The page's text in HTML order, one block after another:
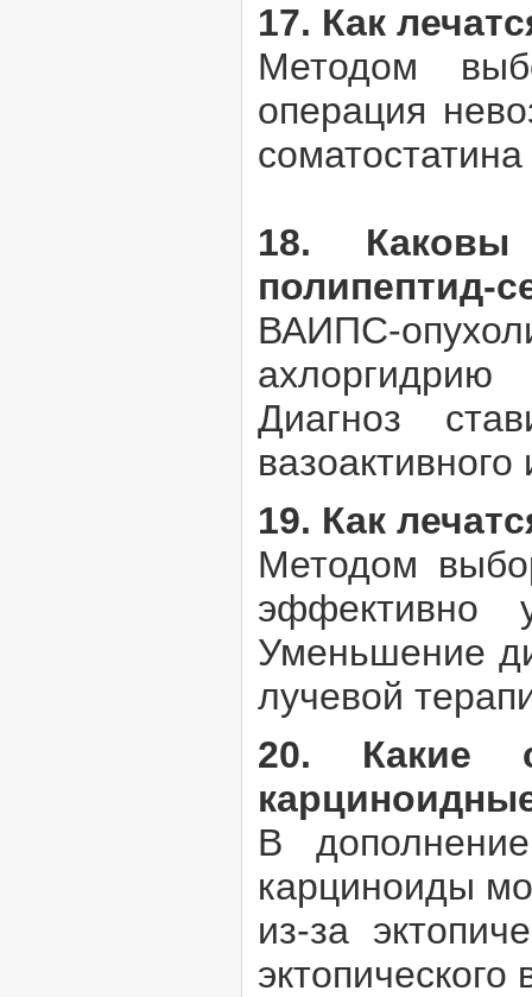
17. Как
Методом
операция
18. Каковы
полипептид-
ВАИПС-
Диагноз
19. Как
Методом
эффективно
Уменьшение
лучевой
20. Какие
В
карциноиды
из-за